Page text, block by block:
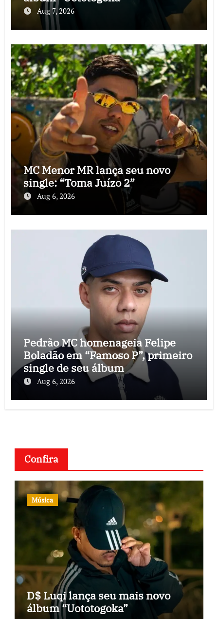
Aug 7, 2026
MC Menor MR lança seu novo
single: “Toma Juízo 2”
Aug 6, 2026
Pedrão MC homenageia Felipe
Boladão em “Famoso P”, primeiro
single de seu álbum
Aug 6, 2026
Confira
Música
D$ Luqi lança seu mais novo
álbum “Uototogoka”